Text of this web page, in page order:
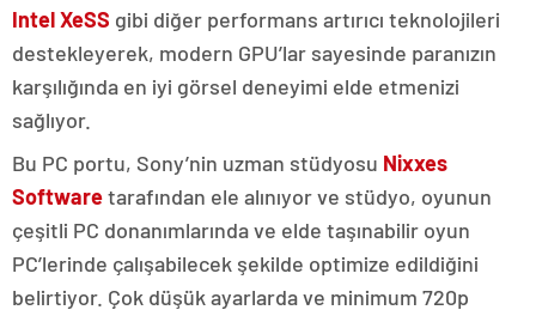
Intel XeSS gibi diğer performans artırıcı teknolojileri
destekleyerek, modern GPU’lar sayesinde paranızın
karşılığında en iyi görsel deneyimi elde etmenizi
sağlıyor.
Bu PC portu, Sony’nin uzman stüdyosu Nixxes
Softwaretarafından ele alınıyor ve stüdyo, oyunun
çeşitli PC donanımlarında ve elde taşınabilir oyun
PC’lerinde çalışabilecek şekilde optimize edildiğini
belirtiyor. Çok düşük ayarlarda ve minimum 720p